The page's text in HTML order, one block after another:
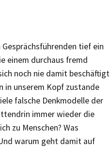
tief ein
einem durchaus fremd
noch nie damit beschäftigt
in unserem Kopf zustande
falsche Denkmodelle der
immer wieder die
zu Menschen? Was
warum geht damit auf